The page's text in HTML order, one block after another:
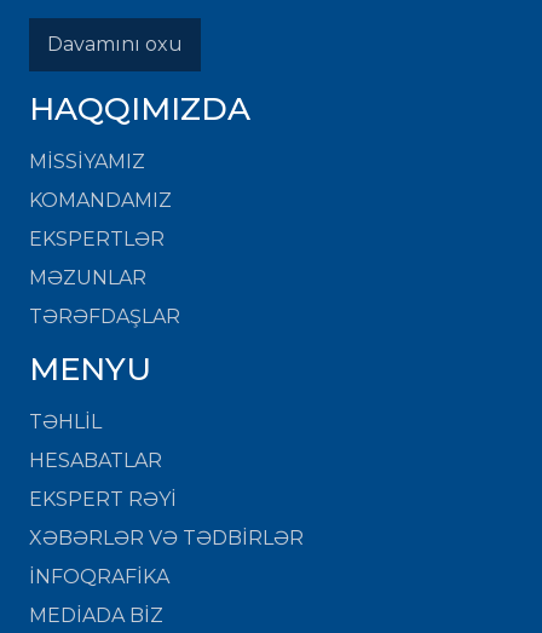
Davamını oxu
HAQQIMIZDA
MISSIYAMIZ
KOMANDAMIZ
EKSPERTLƏR
MƏZUNLAR
TƏRƏFDAŞLAR
MENYU
TƏHLİL
HESABATLAR
EKSPERT RƏYİ
XƏBƏRLƏR VƏ TƏDBİRLƏR
İNFOQRAFİKA
MEDİADA BİZ